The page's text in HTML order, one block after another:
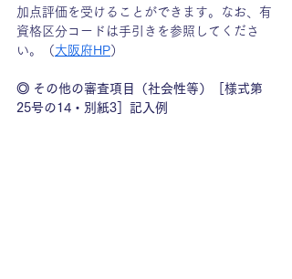
加点評価を受けることができます。なお、有
資格区分コードは手引きを参照してくださ
い。
（大阪府HP）
◎ その他の審査項目（社会性等）［様式第
25号の14・別紙3］記入例